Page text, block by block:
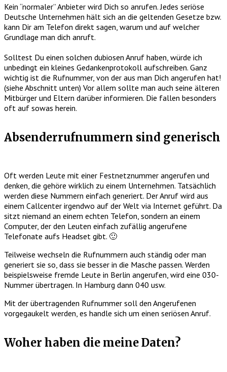
Kein “normaler” Anbieter wird Dich so anrufen. Jedes seriöse
Deutsche Unternehmen hält sich an die geltenden Gesetze bzw.
kann Dir am Telefon direkt sagen, warum und auf welcher
Grundlage man dich anruft.
Solltest Du einen solchen dubiosen Anruf haben, würde ich
unbedingt ein kleines Gedankenprotokoll aufschreiben. Ganz
wichtig ist die Rufnummer, von der aus man Dich angerufen hat!
(siehe Abschnitt unten) Vor allem sollte man auch seine älteren
Mitbürger und Eltern darüber informieren. Die fallen besonders
oft auf sowas herein.
Absenderrufnummern sind generisch
Oft werden Leute mit einer Festnetznummer angerufen und
denken, die gehöre wirklich zu einem Unternehmen. Tatsächlich
werden diese Nummern einfach generiert. Der Anruf wird aus
einem Callcenter irgendwo auf der Welt via Internet geführt. Da
sitzt niemand an einem echten Telefon, sondern an einem
Computer, der den Leuten einfach zufällig angerufene
Telefonate aufs Headset gibt. 🙂
Teilweise wechseln die Rufnummern auch ständig oder man
generiert sie so, dass sie besser in die Masche passen. Werden
beispielsweise fremde Leute in Berlin angerufen, wird eine 030-
Nummer übertragen. In Hamburg dann 040 usw.
Mit der übertragenden Rufnummer soll den Angerufenen
vorgegaukelt werden, es handle sich um einen seriösen Anruf.
Woher haben die meine Daten?